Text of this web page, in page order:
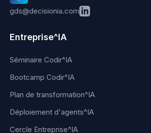
gds@decisionia.com
Entreprise^IA
Séminaire Codir^IA
Bootcamp Codir^IA
Plan de transformation^IA
Déploiement d'agents^IA
Cercle Entreprise^IA